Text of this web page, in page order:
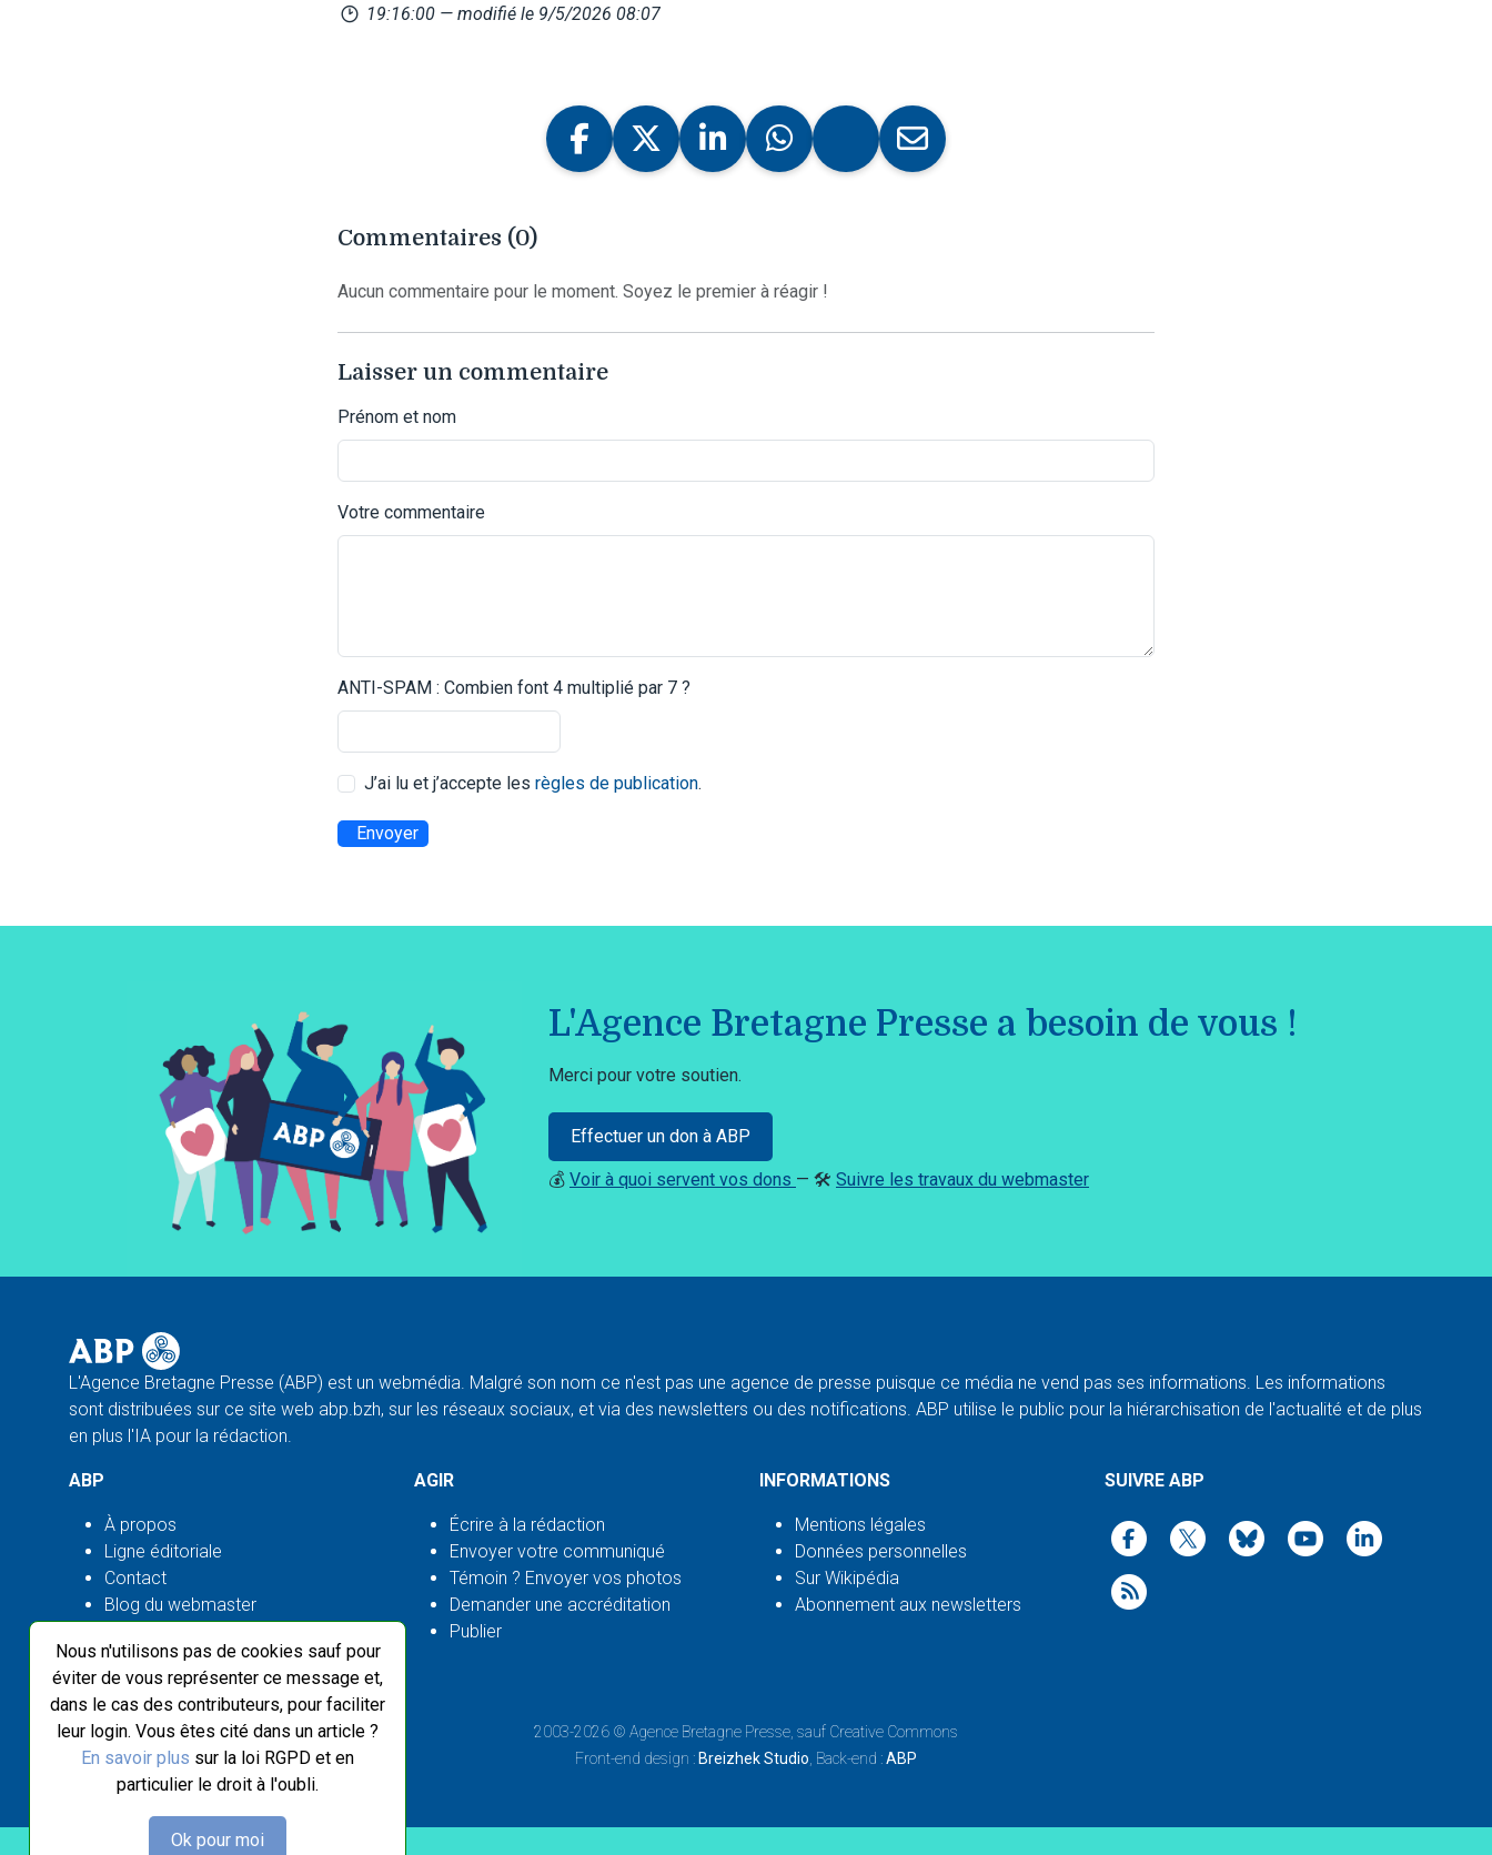
Nous n'utilisons pas de cookies sauf pour
éviter de vous représenter ce message et,
dans le cas des contributeurs, pour faciliter
leur login. Vous êtes cité dans un article ?
En savoir plus sur la loi RGPD et en
particulier le droit à l'oubli.
Ok pour moi
19:16:00 — modifié le 9/5/2026 08:07
Commentaires (0)
Aucun commentaire pour le moment. Soyez le premier à réagir !
Laisser un commentaire
Prénom et nom
Votre commentaire
ANTI-SPAM : Combien font 4 multiplié par 7 ?
J’ai lu et j’accepte les règles de publication.
Envoyer
L'Agence Bretagne Presse a besoin de vous !
Merci pour votre soutien.
Effectuer un don à ABP
💰 Voir à quoi servent vos dons — 🛠️ Suivre les travaux du webmaster
L'Agence Bretagne Presse (ABP) est un webmédia. Malgré son nom ce n'est pas une agence de presse puisque ce média ne vend pas ses informations. Les informations
sont distribuées sur ce site web abp.bzh, sur les réseaux sociaux, et via des newsletters ou des notifications. ABP utilise le public pour la hiérarchisation de l'actualité et de plus
en plus l'IA pour la rédaction.
ABP
À propos
Ligne éditoriale
Contact
Blog du webmaster
AGIR
Écrire à la rédaction
Envoyer votre communiqué
Témoin ? Envoyer vos photos
Demander une accréditation
Publier
INFORMATIONS
Mentions légales
Données personnelles
Sur Wikipédia
Abonnement aux newsletters
SUIVRE ABP
2003-2026 © Agence Bretagne Presse , sauf Creative Commons
Front-end design :Breizhek Studio , Back-end :ABP